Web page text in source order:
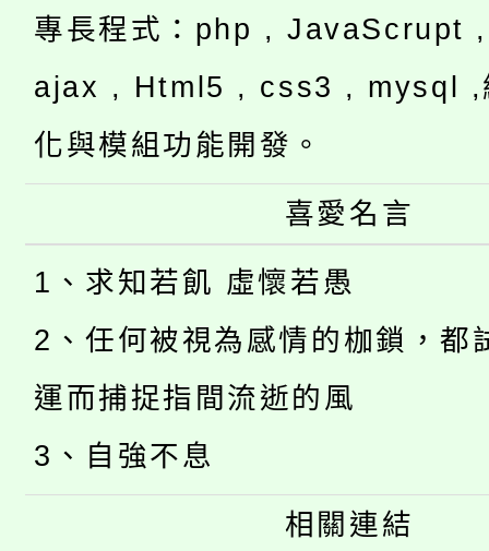
專長程式：php , JavaScrupt
ajax , Html5 , css3 , mysql ,
化與模組功能開發。
喜愛名言
1、求知若飢 虛懷若愚
2、任何被視為感情的枷鎖，都
運而捕捉指間流逝的風
3、自強不息
相關連結